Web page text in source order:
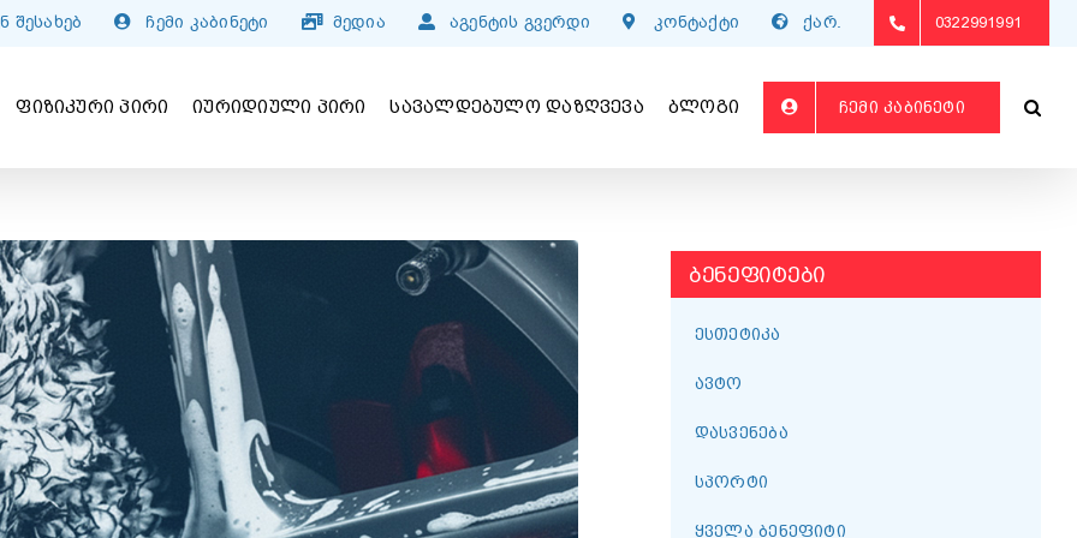
შესახებ ჩემი კაბინეტი მედია აგენტის გვერდი კონტაქტი ქარ. 0322991991
ᲤᲘᲖᲘᲙᲣᲠᲘ ᲞᲘᲠᲘ ᲘᲣᲠᲘᲓᲘᲣᲚᲘ ᲞᲘᲠᲘ ᲡᲐᲕᲐᲚᲓᲔᲑᲣᲚᲝ ᲓᲐᲖᲦᲕᲔᲕᲐ ᲑᲚᲝᲒᲘ ᲩᲔᲛᲘ ᲙᲐᲑᲘᲜᲔᲢᲘ
ᲑᲔᲜᲔᲤᲘᲢᲔᲑᲘ
ᲔᲡᲗᲔᲢᲘᲙᲐ
ᲐᲕᲢᲝ
ᲓᲐᲡᲕᲔᲜᲔᲑᲐ
ᲡᲞᲝᲠᲢᲘ
ᲧᲕᲔᲚᲐ ᲑᲔᲜᲔᲤᲘᲢᲘ